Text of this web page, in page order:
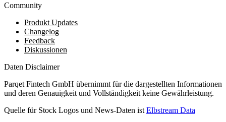
Community
Produkt Updates
Changelog
Feedback
Diskussionen
Daten Disclaimer
Parqet Fintech GmbH übernimmt für die dargestellten Informationen
und deren Genauigkeit und Vollständigkeit keine Gewährleistung.
Quelle für Stock Logos und News-Daten ist Elbstream Data